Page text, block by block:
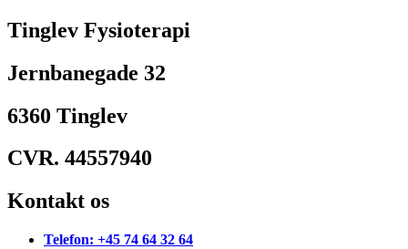
Tinglev Fysioterapi
Jernbanegade 32
6360 Tinglev
CVR. 44557940
Kontakt os
Telefon: +45 74 64 32 64